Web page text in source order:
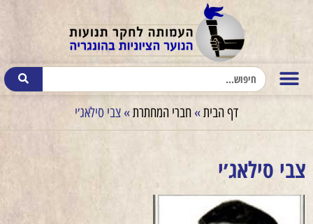
דף הבית»חברי המחתרת»צבי סילאג׳י
צבי סילאג׳י